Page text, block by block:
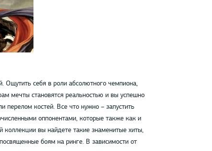
себя в роли абсолютного чемпиона,
мечты становятся реальностью и вы успешно
перелом костей. Все что нужно – запустить
оппонентами, которые также как и
вы найдете такие знаменитые хиты,
боям на ринге. В зависимости от